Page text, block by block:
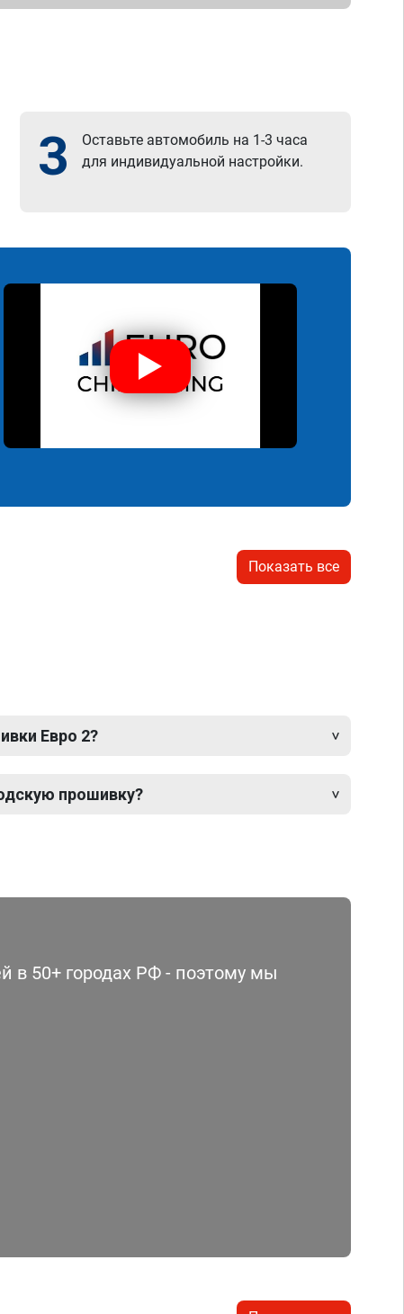
3
Оставьте автомобиль на 1-3 часа
для индивидуальной настройки.
Показать все
Евро 2?
прошивку?
в 50+ городах РФ - поэтому мы